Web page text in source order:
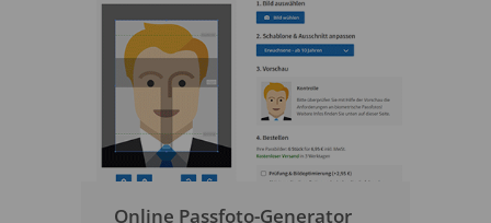
Online Passfoto-Generator